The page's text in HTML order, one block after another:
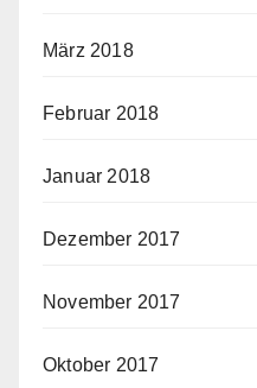
März 2018
Februar 2018
Januar 2018
Dezember 2017
November 2017
Oktober 2017